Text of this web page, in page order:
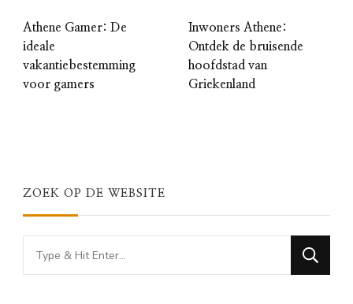
Athene Gamer: De
ideale
vakantiebestemming
voor gamers
Inwoners Athene:
Ontdek de bruisende
hoofdstad van
Griekenland
ZOEK OP DE WEBSITE
Looking
for